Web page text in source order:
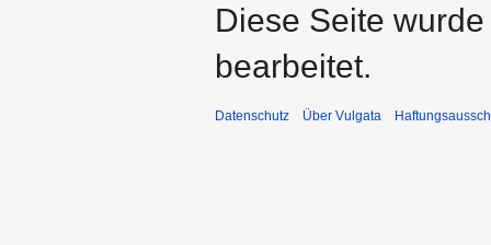
Diese Seite
bearbeitet.
Datenschutz Über Vulgata